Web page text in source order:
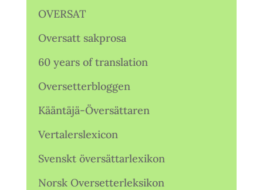
OVERSAT
Oversatt sakprosa
60 years of translation
Oversetterbloggen
Kääntäjä-Översättaren
Vertalerslexicon
Svenskt översättarlexikon
Norsk Oversetterleksikon